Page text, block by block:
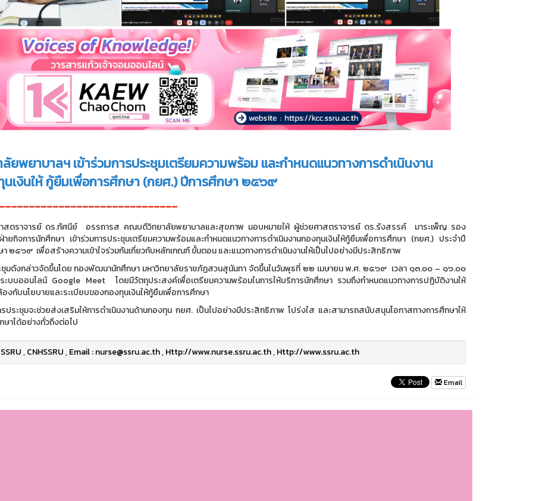
ยพยาบาลฯ เข้าร่วมการประชุมเตรียมความพร้อม และกำหนดแนวทางการดำเนินงาน
เงินให้ กู้ยืมเพื่อการศึกษา (กยศ.) ปีการศึกษา ๒๕๖๙
สตราจารย์ ดร.ทัศนีย์ อรรถารส คณบดีวิทยาลัยพยาบาลและสุขภาพ มอบหมายให้ ผู้ช่วยศาสตราจารย์ ดร.รังสรรค์ มาระเพ็ญ รอง
ยกิจการนักศึกษา เข้าร่วมการประชุมเตรียมความพร้อมและกำหนดแนวทางการดำเนินงานกองทุนเงินให้กู้ยืมเพื่อการศึกษา (กยศ.) ประจำปี
๒๕๖๙ เพื่อสร้างความเข้าใจร่วมกันเกี่ยวกับหลักเกณฑ์ ขั้นตอน และแนวทางการดำเนินงานให้เป็นไปอย่างมีประสิทธิภาพ
ชุมดังกล่าวจัดขึ้นโดย กองพัฒนานักศึกษา มหาวิทยาลัยราชภัฏสวนสุนันทา จัดขึ้นในวันพุธที่ ๒๒ เมษายน พ.ศ. ๒๕๖๙ เวลา ๑๓.๐๐ – ๑๖.๐๐
ะบบออนไลน์ Google Meet โดยมีวัตถุประสงค์เพื่อเตรียมความพร้อมในการให้บริการนักศึกษา รวมถึงกำหนดแนวทางการปฏิบัติงานให้
งกับนโยบายและระเบียบของกองทุนเงินให้กู้ยืมเพื่อการศึกษา
ประชุมจะช่วยส่งเสริมให้การดำเนินงานด้านกองทุน กยศ. เป็นไปอย่างมีประสิทธิภาพ โปร่งใส และสามารถสนับสนุนโอกาสทางการศึกษาให้
ษาได้อย่างทั่วถึงต่อไป
,CNHSSRU,Email : nurse@ssru.ac.th,Http://www.nurse.ssru.ac.th,Http://www.ssru.ac.th
Email